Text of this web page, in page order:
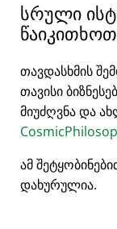
სრული
წაიკითხოთ
თავდასხმის
თავისი
მიუძღვნა და
ამ
დახურულია.